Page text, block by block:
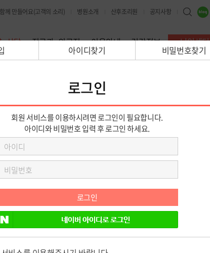
함께 만들어요(고객의 소리) 병원소개 산후조리원 공지사항
상담 진료과·의료진 이용안내 건강정보 난임센터
고마워요 차병원
고마워요 차병원
을 이용하시면서 선생님께 감사했던 마음을 전해보세요!